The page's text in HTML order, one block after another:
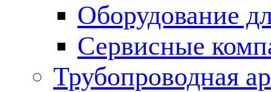
Оборудование
Сервисные
Трубопроводная